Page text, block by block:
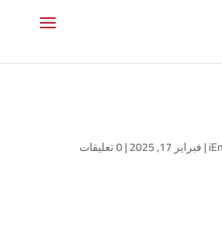
|فبراير 17, 2025 |0 تعليقات